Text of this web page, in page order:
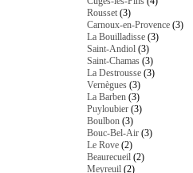
Rousset (3)
Carnoux-en-Provence (3)
La Bouilladisse (3)
Saint-Andiol (3)
Saint-Chamas (3)
La Destrousse (3)
Vernègues (3)
La Barben (3)
Puyloubier (3)
Boulbon (3)
Bouc-Bel-Air (3)
Le Rove (2)
Beaurecueil (2)
Meyreuil (2)